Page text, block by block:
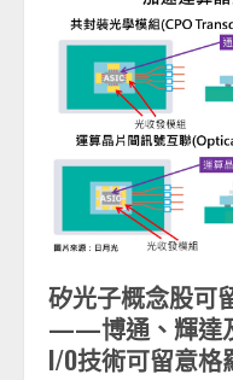
矽光子概念股可
——博通、輝達
I/O技術可留意格